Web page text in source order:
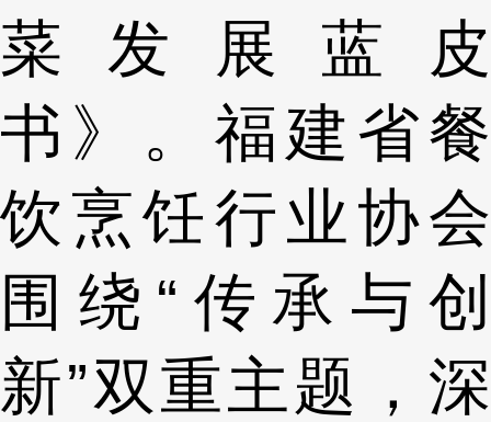
菜发展蓝皮
书》。福建省餐
饮烹饪行业协会
围绕“传承与创
新”双重主题，深